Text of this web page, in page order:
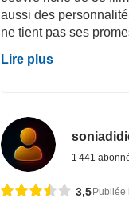
aussi des
ne tient pas ses
Lire plus
1 441
3,5 Publiée